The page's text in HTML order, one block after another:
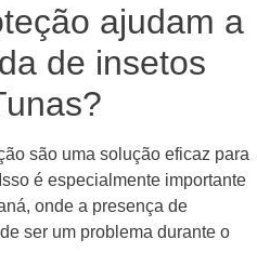
ajudam a
de insetos
são uma solução eficaz para
é especialmente importante
onde a presença de
ser um problema durante o